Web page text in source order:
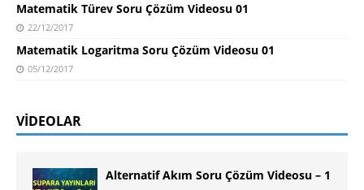
Matematik Türev Soru Çözüm Videosu 01
22/12/2017
Matematik Logaritma Soru Çözüm Videosu 01
05/12/2017
VIDEOLAR
Alternatif Akım Soru Çözüm Videosu – 1